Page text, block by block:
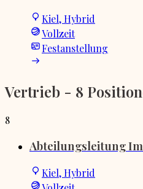
Kiel, Hybrid
Vollzeit
Festanstellung
Vertrieb - 8
8
Abteilungsleitung
Kiel, Hybrid